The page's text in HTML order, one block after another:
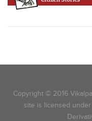
Copyright © 2016
site is licensed